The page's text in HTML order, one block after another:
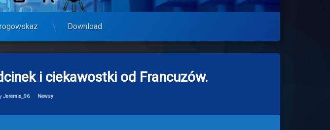
Download
i ciekawostki od Francuzów.
Jeremie_96 Categories:
Newsy